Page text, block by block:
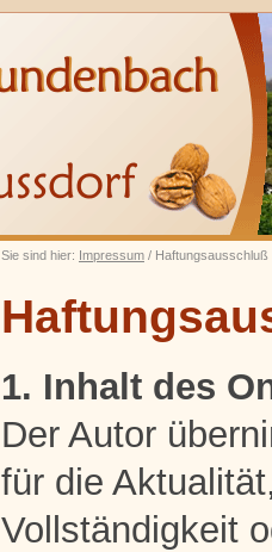
Sie sind hier: Impressum / Haftungsausschluß
1. Inhalt des
Der Autor
für die
Vollständigkeit